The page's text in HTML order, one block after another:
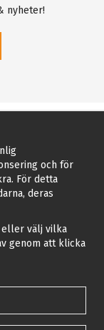
nyheter!
och för
För detta
deras
eller välj vilka
genom att klicka